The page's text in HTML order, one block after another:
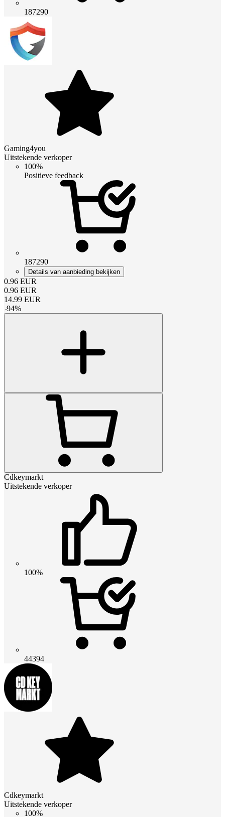
187290
Gaming4you
Uitstekende verkoper
100%
Positieve feedback
187290
Details van aanbieding bekijken
0.96 EUR
0.96 EUR
14.99 EUR
-94%
Cdkeymarkt
Uitstekende verkoper
100%
44394
Cdkeymarkt
Uitstekende verkoper
100%